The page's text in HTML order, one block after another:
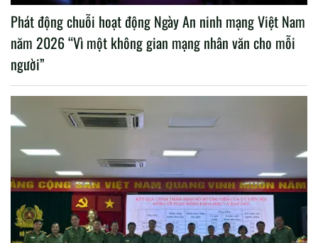
Phát động chuỗi hoạt động Ngày An ninh mạng Việt Nam
năm 2026 “Vì một không gian mạng nhân văn cho mỗi
người”